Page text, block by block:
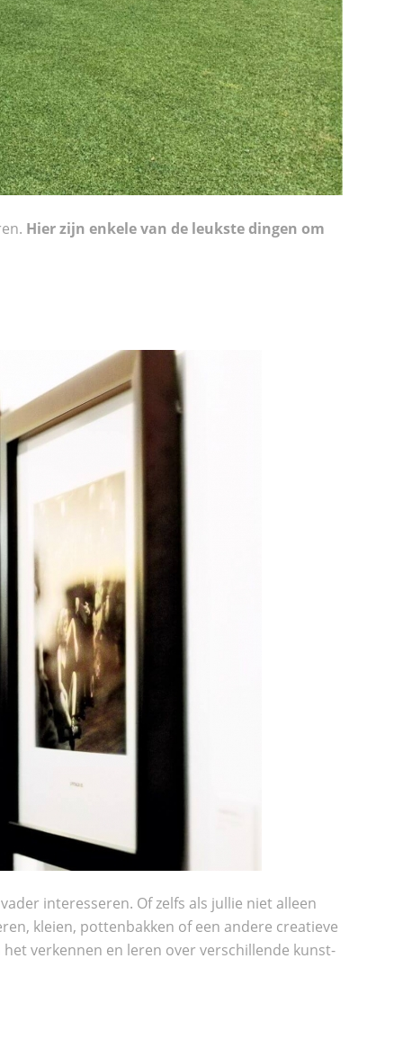
Hier zijn enkele van de leukste dingen om
interesseren. Of zelfs als jullie niet alleen
kleien, pottenbakken of een andere creatieve
verkennen en leren over verschillende kunst-